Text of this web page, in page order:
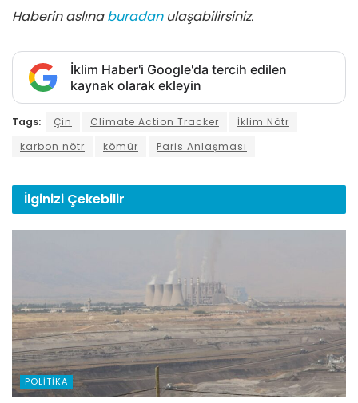
Haberin aslınaburadanulaşabilirsiniz.
İklim Haber'i Google'da tercih edilen
kaynak olarak ekleyin
Tags: Çin Climate Action Tracker
İklim Nötr
karbon nötr
kömür Paris Anlaşması
İlginizi Çekebilir
POLITIKA